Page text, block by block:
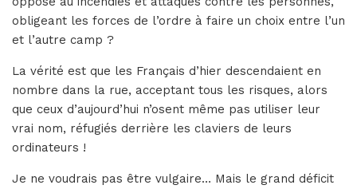
obligeant les forces de l’ordre à faire un choix entre l’un
et l’autre camp ?
La vérité est que les Français d’hier descendaient en
nombre dans la rue, acceptant tous les risques, alors
que ceux d’aujourd’hui n’osent même pas utiliser leur
vrai nom, réfugiés derrière les claviers de leurs
ordinateurs !
Je ne voudrais pas être vulgaire… Mais le grand déficit